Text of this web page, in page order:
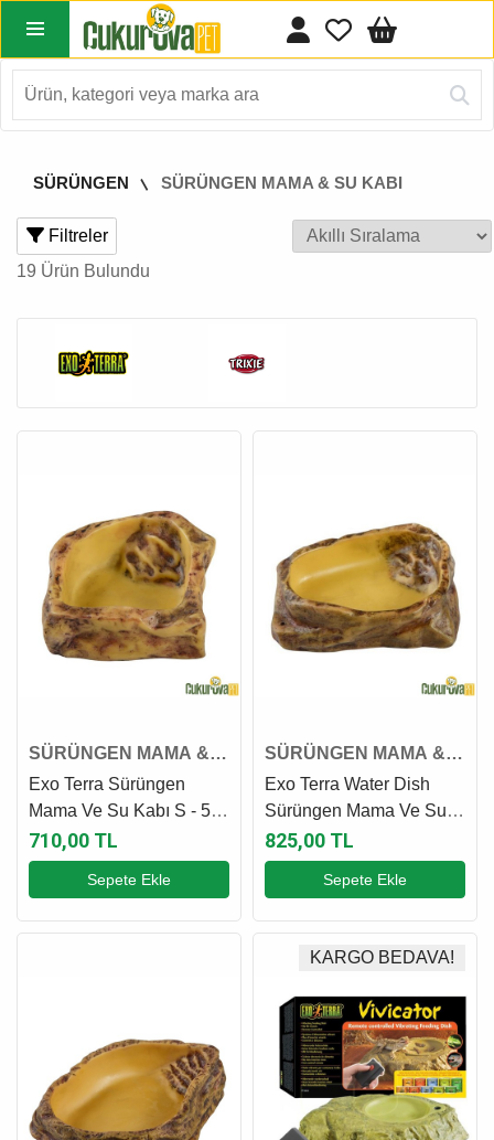
SÜRÜNGEN SÜRÜNGEN MAMA & SU KABI
Filtreler
19 Ürün Bulundu
SÜRÜNGEN MAMA &
SU KABI
Exo Terra Sürüngen
Mama Ve Su Kabı S - 5.5
x 6.5 x 3 Cm
710,00 TL
Sepete Ekle
SÜRÜNGEN MAMA &
SU KABI
Exo Terra Water Dish
Sürüngen Mama Ve Su
Kabı M - 10 x 13 x 3.3 Cm
825,00 TL
Sepete Ekle
KARGO BEDAVA!